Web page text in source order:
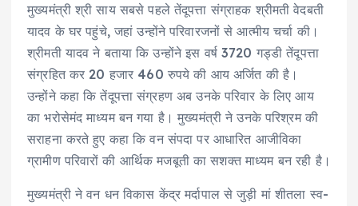
मुख्यमंत्री श्री साय सबसे पहले तेंदूपत्ता संग्राहक श्रीमती वेदबती
यादव के घर पहुंचे, जहां उन्होंने परिवारजनों से आत्मीय चर्चा की।
श्रीमती यादव ने बताया कि उन्होंने इस वर्ष 3720 गड्डी तेंदूपत्ता
संग्रहित कर 20 हजार 460 रुपये की आय अर्जित की है।
उन्होंने कहा कि तेंदूपत्ता संग्रहण अब उनके परिवार के लिए आय
का भरोसेमंद माध्यम बन गया है। मुख्यमंत्री ने उनके परिश्रम की
सराहना करते हुए कहा कि वन संपदा पर आधारित आजीविका
ग्रामीण परिवारों की आर्थिक मजबूती का सशक्त माध्यम बन रही है।
मुख्यमंत्री ने वन धन विकास केंद्र मर्दापाल से जुड़ी मां शीतला स्व-